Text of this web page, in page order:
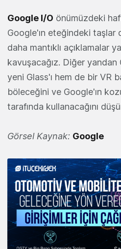
Google I/O önümüzdeki
Google'ın eteğindeki taşlar
daha mantıklı açıklamalar
kavuşacağız. Diğer yandan
yeni Glass'ı hem de bir VR
böleceğini ve Google'ın
tarafında kullanacağını
Görsel Kaynak: Google